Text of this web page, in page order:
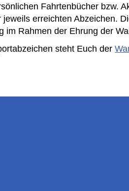
Fahrtenbücher bzw.
erreichten Abzeichen.
Rahmen der Ehrung der
steht Euch der